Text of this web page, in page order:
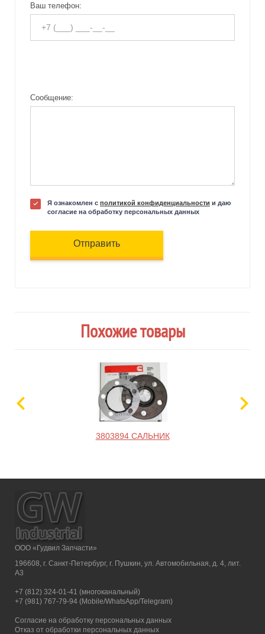
Ваш телефон:
Сообщение:
Я ознакомлен с политикой конфиденциальности и даю
согласие на обработку персональных данных
Отправить
Похожие товары
3803894 САЛЬНИК
ООО «Гудвил Запчасти»
196608, г. Санкт-Петербург, г. Пушкин, ул. Автомобильная, д. 4, лит.
А3
+7 (812) 324-01-41 (многоканальный)
+7 (981) 767-79-94 (Mobile/WhatsApp/Telegram)
Согласие на обработку персональных данных
Отказ от обработки персональных данных